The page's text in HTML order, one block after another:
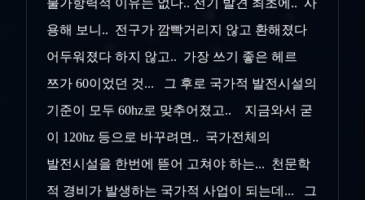
용해 보니.. 전구가 깜빡거리지 않고 환해졌다
어두워졌다 하지 않고.. 가장 쓰기 좋은 헤르
쯔가 60이었던 것... 그 후로 국가적 발전시설의
기준이 모두 60hz로 맞추어졌고.. 지금와서 굳
이 120hz 등으로 바꾸려면.. 국가전체의
발전시설을 한번에 뜯어 고쳐야 하는... 천문학
적 경비가 발생하는 국가적 사업이 되는데... 그